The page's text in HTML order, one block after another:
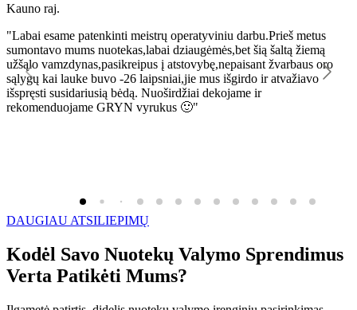
Kauno raj.
"Labai esame patenkinti meistrų operatyviniu darbu.Prieš metus
sumontavo mums nuotekas,labai dziaugėmės,bet šią šaltą žiemą
užšąlo vamzdynas,pasikreipus į atstovybę,nepaisant žvarbaus oro
sąlygų kai lauke buvo -26 laipsniai,jie mus išgirdo ir atvažiavo
išspręsti susidariusią bėdą. Nuoširdžiai dekojame ir
rekomenduojame GRYN vyrukus 🙂"
DAUGIAU ATSILIEPIMŲ
Kodėl Savo Nuotekų Valymo Sprendimus
Verta Patikėti Mums?